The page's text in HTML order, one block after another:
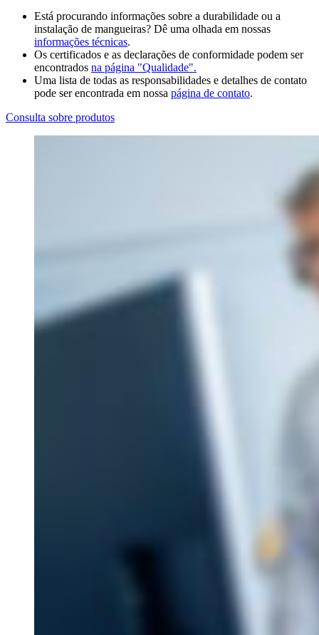
Está procurando informações sobre a durabilidade ou a
instalação de mangueiras? Dê uma olhada em nossas
informações técnicas.
Os certificados e as declarações de conformidade podem ser
encontrados na página "Qualidade".
Uma lista de todas as responsabilidades e detalhes de contato
pode ser encontrada em nossa página de contato.
Consulta sobre produtos